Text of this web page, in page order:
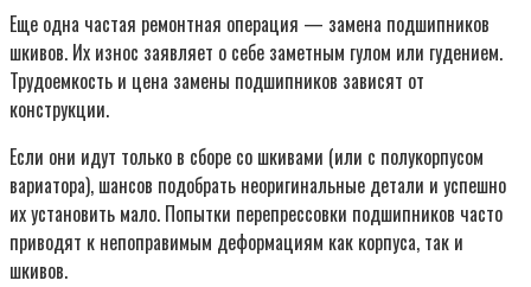
Еще одна частая ремонтная операция — замена подшипников
шкивов. Их износ заявляет о себе заметным гулом или гудением.
Трудоемкость и цена замены подшипников зависят от
конструкции.
Если они идут только в сборе со шкивами (или с полукорпусом
вариатора), шансов подобрать неоригинальные детали и успешно
их установить мало. Попытки перепрессовки подшипников часто
приводят к непоправимым деформациям как корпуса, так и
шкивов.